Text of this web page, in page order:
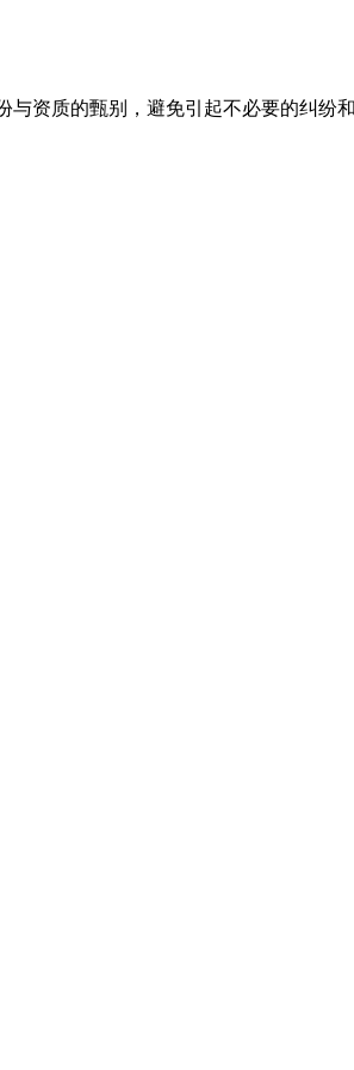
资质的甄别，避免引起不必要的纠纷